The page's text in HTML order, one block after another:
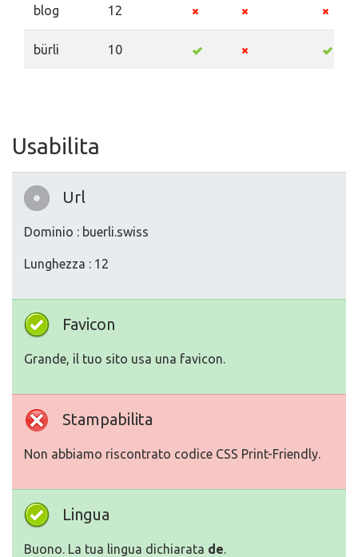
blog 12
bürli 10
Usabilita
Url
Dominio : buerli.swiss
Lunghezza : 12
Favicon
Grande, il tuo sito usa una favicon.
Stampabilita
Non abbiamo riscontrato codice CSS Print-Friendly.
Lingua
Buono. La tua lingua dichiarata de.